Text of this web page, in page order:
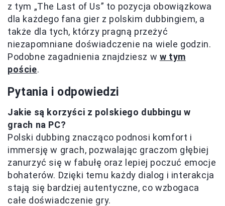
z tym „The Last of Us” to pozycja obowiązkowa
dla każdego fana gier z polskim dubbingiem, a
także dla tych, którzy pragną przeżyć
niezapomniane doświadczenie na wiele godzin.
Podobne zagadnienia znajdziesz w w tym
poście.
Pytania i odpowiedzi
Jakie są korzyści z polskiego dubbingu w
grach na PC?
Polski dubbing znacząco podnosi komfort i
immersję w grach, pozwalając graczom głębiej
zanurzyć się w fabułę oraz lepiej poczuć emocje
bohaterów. Dzięki temu każdy dialog i interakcja
stają się bardziej autentyczne, co wzbogaca
całe doświadczenie gry.